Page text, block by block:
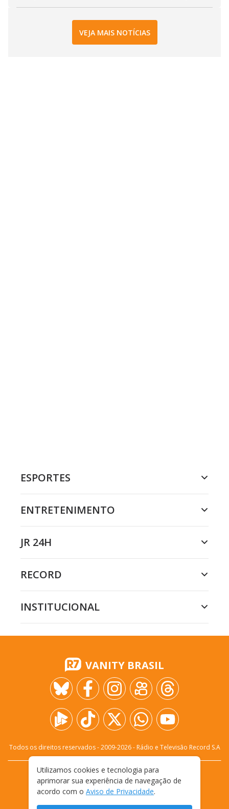
VEJA MAIS NOTÍCIAS
ESPORTES
ENTRETENIMENTO
JR 24H
RECORD
INSTITUCIONAL
VANITY BRASIL
Todos os direitos reservados - 2009-2026- Rádio e Televisão Record S.A
FALE CONOSCO
PRIVACIDADE
TERMOS E CONDIÇÕES DE USO
Utilizamos cookies e tecnologia para
aprimorar sua experiência de navegação de
acordo com o Aviso de Privacidade.